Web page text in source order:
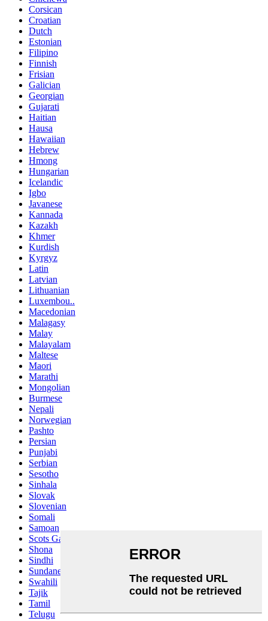
Corsican
Croatian
Dutch
Estonian
Filipino
Finnish
Frisian
Galician
Georgian
Gujarati
Haitian
Hausa
Hawaiian
Hebrew
Hmong
Hungarian
Icelandic
Igbo
Javanese
Kannada
Kazakh
Khmer
Kurdish
Kyrgyz
Latin
Latvian
Lithuanian
Luxembou..
Macedonian
Malagasy
Malay
Malayalam
Maltese
Maori
Marathi
Mongolian
Burmese
Nepali
Norwegian
Pashto
Persian
Punjabi
Serbian
Sesotho
Sinhala
Slovak
Slovenian
Somali
Samoan
Scots Gaelic
Shona
Sindhi
Sundanese
Swahili
Tajik
Tamil
Telugu